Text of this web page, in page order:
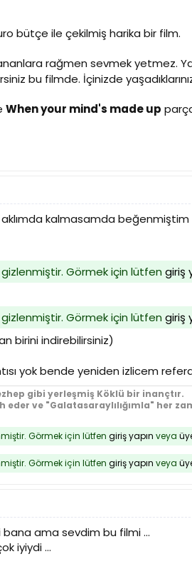
bütçe ile çekilmiş harika bir film.
rağmen sevmek yetmez.
bu filmde. İçinizde
When your mind's made up
kalmasamda beğenmiştim
Görmek için lütfen giriş
Görmek için lütfen giriş
birini indirebilirsiniz)
yok bende yeniden izlicem
gibi yerleşmiş Köklü bir inançtır.
ve "Galatasaraylılığımla" her
Görmek için lütfen giriş yapın veya
Görmek için lütfen giriş yapın veya
ama sevdim bu filmi ...
iyiydi ...